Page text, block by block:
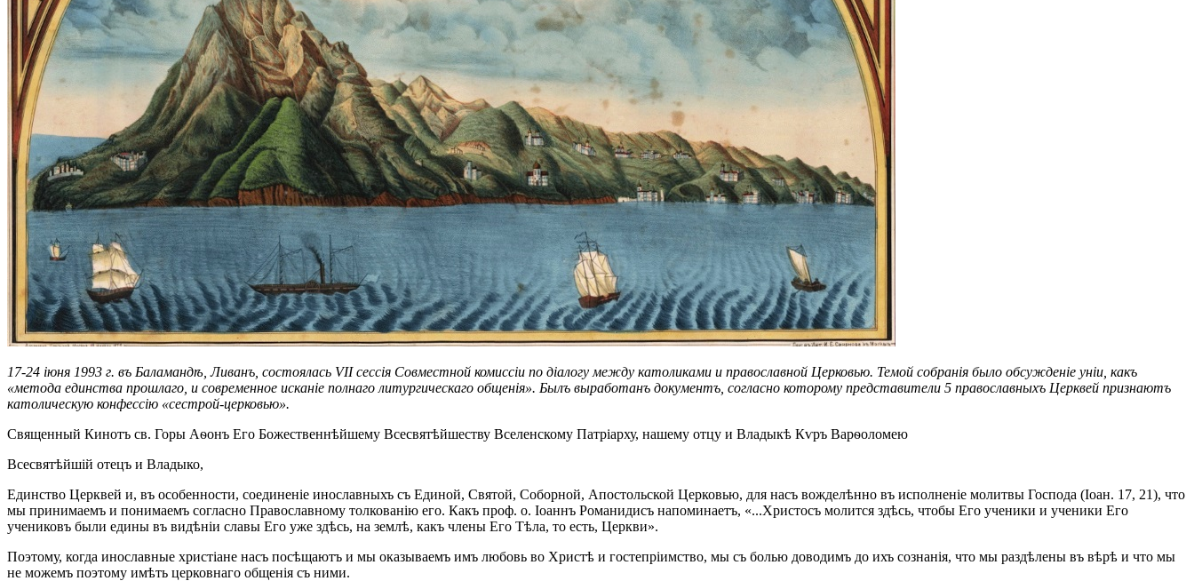
17-24 іюня 1993 г. въ Баламандѣ, Ливанъ, состоялась VII сессія Совместной комиссіи по діалогу между католиками и православной Церковью. Темой собранія было обсужденіе уніи, какъ
«метода единства прошлаго, и современное исканіе полнаго литургическаго общенія». Былъ выработанъ документъ, согласно которому представители 5 православныхъ Церквей признаютъ
католическую конфессію «сестрой-церковью».
Священный Кинотъ св. Горы Аѳонъ Его Божественнѣйшему Всесвятѣйшеству Вселенскому Патріарху, нашему отцу и Владыкѣ Кѵръ Варѳоломею
Всесвятѣйшій отецъ и Владыко,
Единство Церквей и, въ особенности, соединеніе инославныхъ съ Единой, Святой, Соборной, Апостольской Церковью, для насъ вожделѣнно въ исполненіе молитвы Господа (Іоан. 17, 21), что
мы принимаемъ и понимаемъ согласно Православному толкованію его. Какъ проф. о. Іоаннъ Романидисъ напоминаетъ, «...Христосъ молится здѣсь, чтобы Его ученики и ученики Его
учениковъ были едины въ видѣніи славы Его уже здѣсь, на землѣ, какъ члены Его Тѣла, то есть, Церкви».
Поэтому, когда инославные христіане насъ посѣщаютъ и мы оказываемъ имъ любовь во Христѣ и гостепріимство, мы съ болью доводимъ до ихъ сознанія, что мы раздѣлены въ вѣрѣ и что мы
не можемъ поэтому имѣть церковнаго общенія съ ними.